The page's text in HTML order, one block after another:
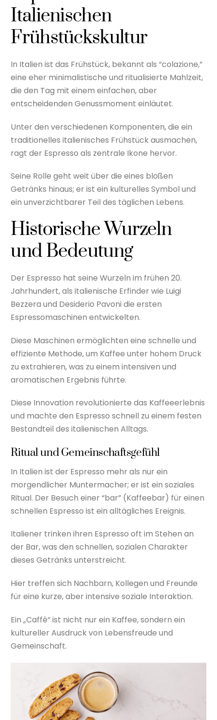
Italienischen
Frühstückskultur
In Italien ist das Frühstück, bekannt als “colazione,”
eine eher minimalistische und ritualisierte Mahlzeit,
die den Tag mit einem einfachen, aber
entscheidenden Genussmoment einläutet.
Unter den verschiedenen Komponenten, die ein
traditionelles italienisches Frühstück ausmachen,
ragt der Espresso als zentrale Ikone hervor.
Seine Rolle geht weit über die eines bloßen
Getränks hinaus; er ist ein kulturelles Symbol und
ein unverzichtbarer Teil des täglichen Lebens.
Historische Wurzeln
und Bedeutung
Der Espresso hat seine Wurzeln im frühen 20.
Jahrhundert, als italienische Erfinder wie Luigi
Bezzera und Desiderio Pavoni die ersten
Espressomaschinen entwickelten.
Diese Maschinen ermöglichten eine schnelle und
effiziente Methode, um Kaffee unter hohem Druck
zu extrahieren, was zu einem intensiven und
aromatischen Ergebnis führte.
Diese Innovation revolutionierte das Kaffeeerlebnis
und machte den Espresso schnell zu einem festen
Bestandteil des italienischen Alltags.
Ritual und Gemeinschaftsgefühl
In Italien ist der Espresso mehr als nur ein
morgendlicher Muntermacher; er ist ein soziales
Ritual. Der Besuch einer “bar” (Kaffeebar) für einen
schnellen Espresso ist ein alltägliches Ereignis.
Italiener trinken ihren Espresso oft im Stehen an
der Bar, was den schnellen, sozialen Charakter
dieses Getränks unterstreicht.
Hier treffen sich Nachbarn, Kollegen und Freunde
für eine kurze, aber intensive soziale Interaktion.
Ein „Caffè“ ist nicht nur ein Kaffee, sondern ein
kultureller Ausdruck von Lebensfreude und
Gemeinschaft.